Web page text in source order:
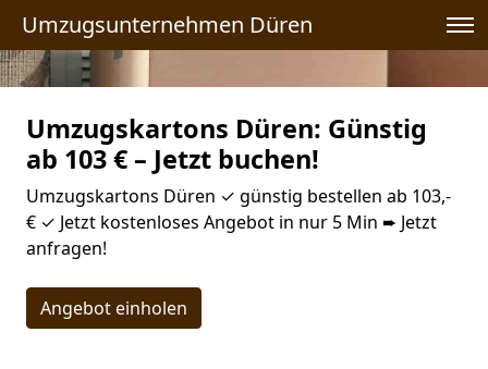
Umzugsunternehmen Düren
Umzugskartons Düren: Günstig
ab 103 € – Jetzt buchen!
Umzugskartons Düren ✓ günstig bestellen ab 103,-
€ ✓ Jetzt kostenloses Angebot in nur 5 Min ➨ Jetzt
anfragen!
Angebot einholen